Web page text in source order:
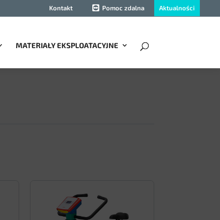
Kontakt Pomoc zdalna Aktualności
MATERIAŁY EKSPLOATACYJNE